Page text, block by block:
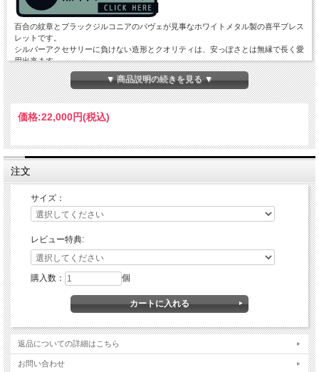
百合の紋章とブラックジルコニアのパヴェが見事なホワイトメタル製の喜平ブレス
レットです。
シルバーアクセサリーに負けない造形とクオリティは、安っぽさとは無縁で長く愛
用出来ます。
キヘイとIDプレートの組み合わせで絶対ハズさないメンズアクセサリーに仕上がっ
ています。
素材:ホワイトメタル 石:ブラックジルコニア
サイズ[幅:17mm 厚さ:7mm 重さ:60g] ※サイズには多少の個体差があります。
▼ 商品説明の続きを見る ▼
価格:22,000円(税込)
注文
サイズ：
レビュー特典:
購入数： 個
返品についての詳細はこちら
お問い合わせ